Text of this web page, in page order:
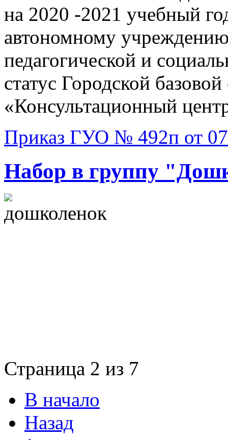
на 2020 -2021 учебный
автономному
педагогической и
статус Городской
«Консультационный
Приказ ГУО № 492п от
Набор в группу
Страница 2 из 7
В начало
Назад